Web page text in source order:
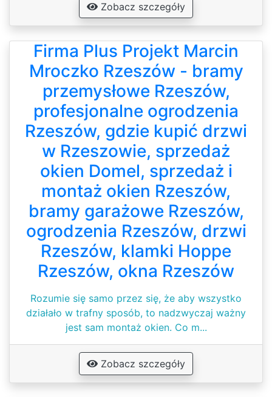
Zobacz szczegóły
Firma Plus Projekt Marcin
Mroczko Rzeszów - bramy
przemysłowe Rzeszów,
profesjonalne ogrodzenia
Rzeszów, gdzie kupić drzwi
w Rzeszowie, sprzedaż
okien Domel, sprzedaż i
montaż okien Rzeszów,
bramy garażowe Rzeszów,
ogrodzenia Rzeszów, drzwi
Rzeszów, klamki Hoppe
Rzeszów, okna Rzeszów
Rozumie się samo przez się, że aby wszystko
działało w trafny sposób, to nadzwyczaj ważny
jest sam montaż okien. Co m...
Zobacz szczegóły